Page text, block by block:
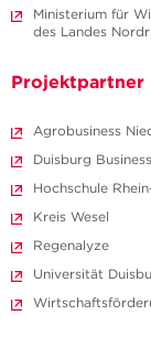
Ministerium für
des Landes
Projektpartner
Agrobusiness
Duisburg
Hochschule
Kreis Wesel
Regenalyze
Universität